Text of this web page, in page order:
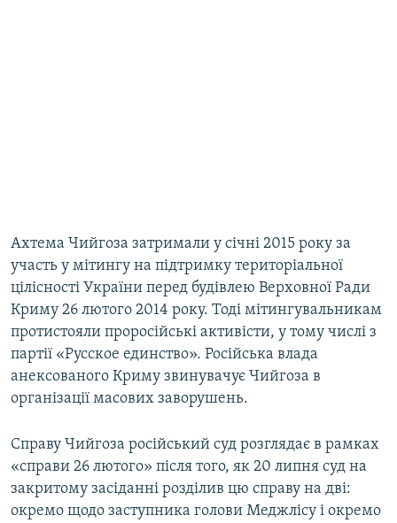
Ахтема Чийгоза затримали у січні 2015 року за
участь у мітингу на підтримку територіальної
цілісності України перед будівлею Верховної Ради
Криму 26 лютого 2014 року. Тоді мітингувальникам
протистояли проросійські активісти, у тому числі з
партії «Русское единство». Російська влада
анексованого Криму звинувачує Чийгоза в
організації масових заворушень.
Справу Чийгоза російський суд розглядає в рамках
«справи 26 лютого» після того, як 20 липня суд на
закритому засіданні розділив цю справу на дві:
окремо щодо заступника голови Меджлісу і окремо